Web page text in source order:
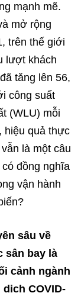
mạnh mẽ.
mở rộng
trên thế giới
lượt khách
tăng lên 56,
công suất
(WLU) mỗi
hiệu quả thực
là một câu
đồng nghĩa
vận hành
sâu về
sân bay là
cảnh ngành
COVID-